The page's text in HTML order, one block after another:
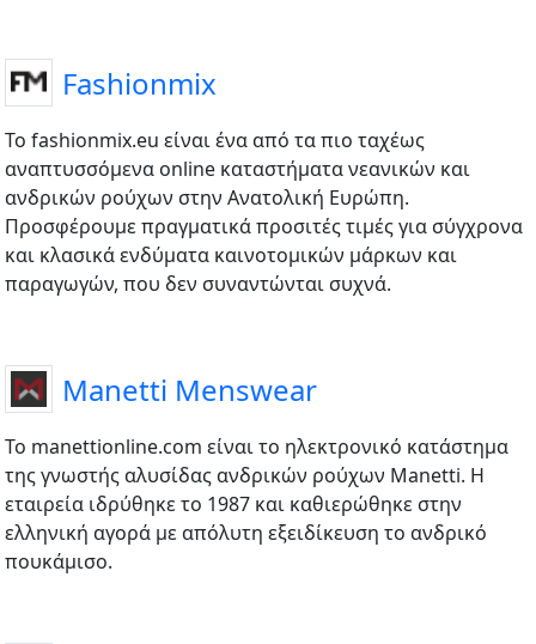
Fashionmix
Το fashionmix.eu είναι ένα από τα πιο ταχέως
αναπτυσσόμενα online καταστήματα νεανικών και
ανδρικών ρούχων στην Ανατολική Ευρώπη.
Προσφέρουμε πραγματικά προσιτές τιμές για σύγχρονα
και κλασικά ενδύματα καινοτομικών μάρκων και
παραγωγών, που δεν συναντώνται συχνά.
Manetti Menswear
Το manettionline.com είναι το ηλεκτρονικό κατάστημα
της γνωστής αλυσίδας ανδρικών ρούχων Manetti. Η
εταιρεία ιδρύθηκε το 1987 και καθιερώθηκε στην
ελληνική αγορά με απόλυτη εξειδίκευση το ανδρικό
πουκάμισο.